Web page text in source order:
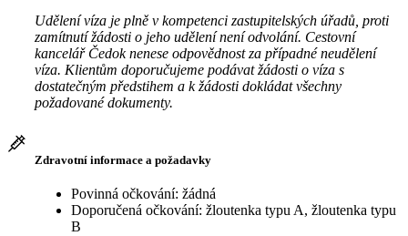
Udělení víza je plně v kompetenci zastupitelských úřadů, proti
zamítnutí žádosti o jeho udělení není odvolání. Cestovní
kancelář Čedok nenese odpovědnost za případné neudělení
víza. Klientům doporučujeme podávat žádosti o víza s
dostatečným předstihem a k žádosti dokládat všechny
požadované dokumenty.
Zdravotní informace a požadavky
Povinná očkování: žádná
Doporučená očkování: žloutenka typu A, žloutenka typu
B